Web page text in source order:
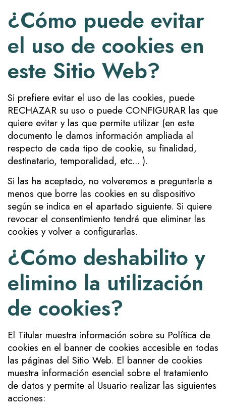
¿Cómo puede evitar
el uso de cookies en
este Sitio Web?
Si prefiere evitar el uso de las cookies, puede
RECHAZAR su uso o puede CONFIGURAR las que
quiere evitar y las que permite utilizar (en este
documento le damos información ampliada al
respecto de cada tipo de cookie, su finalidad,
destinatario, temporalidad, etc... ).
Si las ha aceptado, no volveremos a preguntarle a
menos que borre las cookies en su dispositivo
según se indica en el apartado siguiente. Si quiere
revocar el consentimiento tendrá que eliminar las
cookies y volver a configurarlas.
¿Cómo deshabilito y
elimino la utilización
de cookies?
El Titular muestra información sobre su Política de
cookies en el banner de cookies accesible en todas
las páginas del Sitio Web. El banner de cookies
muestra información esencial sobre el tratamiento
de datos y permite al Usuario realizar las siguientes
acciones: